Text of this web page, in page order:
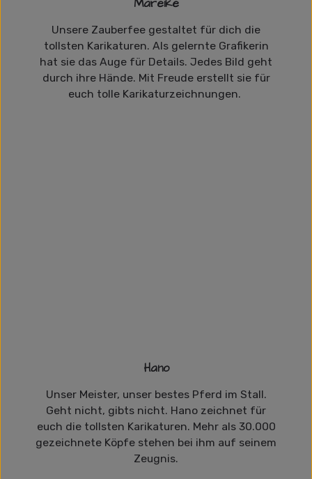
Mareike
Unsere Zauberfee gestaltet für dich die
tollsten Karikaturen. Als gelernte Grafikerin
hat sie das Auge für Details. Jedes Bild geht
durch ihre Hände. Mit Freude erstellt sie für
euch tolle Karikaturzeichnungen.
Hano
Unser Meister, unser bestes Pferd im Stall.
Geht nicht, gibts nicht. Hano zeichnet für
euch die tollsten Karikaturen. Mehr als 30.000
gezeichnete Köpfe stehen bei ihm auf seinem
Zeugnis.